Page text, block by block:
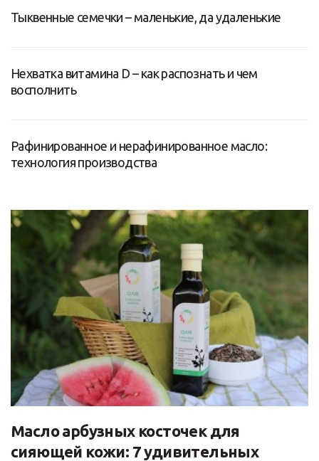
Тыквенные семечки – маленькие, да удаленькие
Нехватка витамина D – как распознать и чем
восполнить
Рафинированное и нерафинированное масло:
технология производства
Масло арбузных косточек для
сияющей кожи: 7 удивительных